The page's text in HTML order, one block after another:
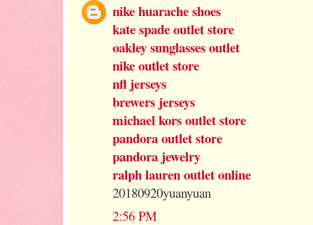
nike huarache shoes
kate spade outlet store
oakley sunglasses outlet
nike outlet store
nfl jerseys
brewers jerseys
michael kors outlet store
pandora outlet store
pandora jewelry
ralph lauren outlet online
20180920yuanyuan
2:56 PM